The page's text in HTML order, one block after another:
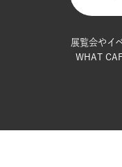
展覧会やイ
WHAT